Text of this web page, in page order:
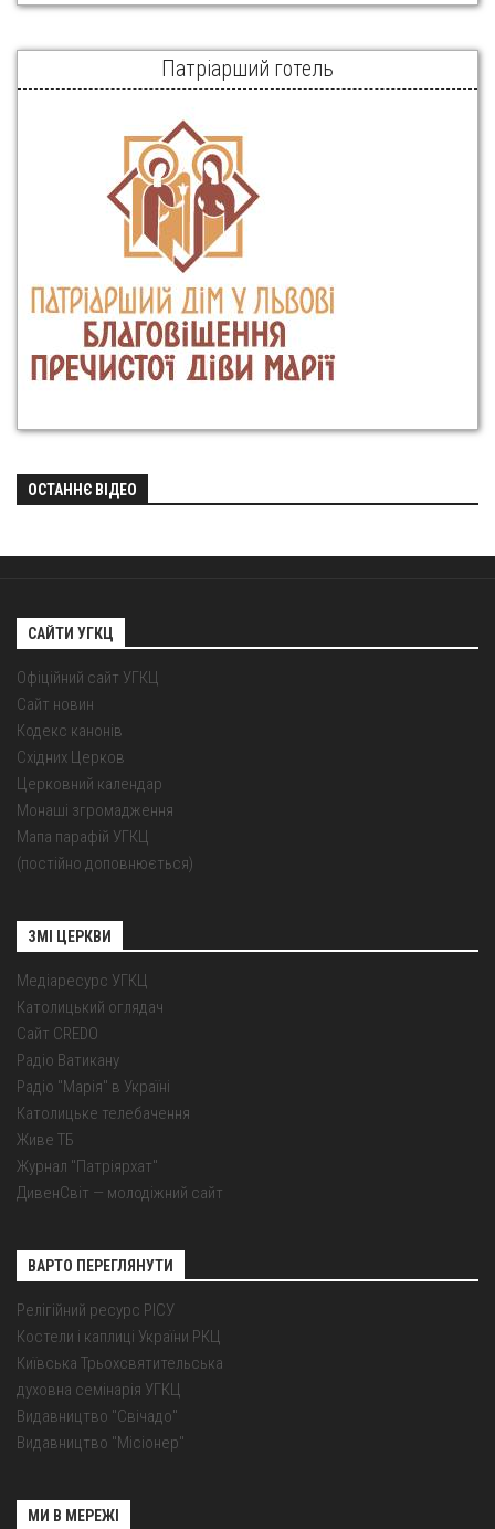
Патріарший готель
ОСТАННЄ ВІДЕО
САЙТИ УГКЦ
Офіційний сайт УГКЦ
Сайт новин
Кодекс канонів
Східних Церков
Церковний календар
Монаші згромадження
Мапа парафій УГКЦ
(постійно доповнюється)
ЗМІ ЦЕРКВИ
Медіаресурс УГКЦ
Католицький оглядач
Сайт CREDO
Радіо Ватикану
Радіо "Марія" в Україні
Католицьке телебачення
Живе ТБ
Журнал "Патріярхат"
ДивенСвіт — молодіжний сайт
ВАРТО ПЕРЕГЛЯНУТИ
Релігійний ресурс РІСУ
Костели і каплиці України РКЦ
Київська Трьохсвятительська
духовна семінарія УГКЦ
Видавництво "Свічадо"
Видавництво "Місіонер"
МИ В МЕРЕЖІ